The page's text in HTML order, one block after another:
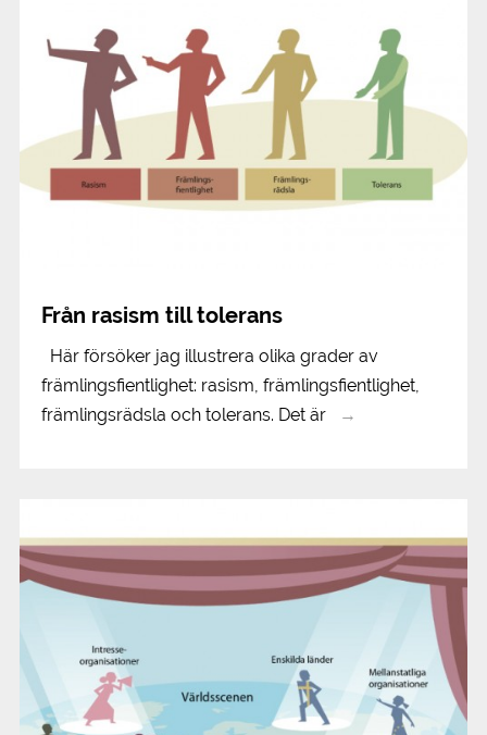
Från rasism till tolerans
Här försöker jag illustrera olika grader av
främlingsfientlighet: rasism, främlingsfientlighet,
främlingsrädsla och tolerans. Det är→